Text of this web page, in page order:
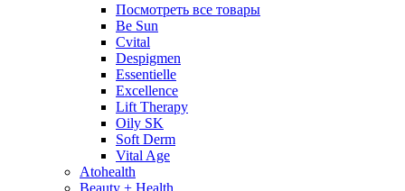
Посмотреть все товары
Be Sun
Cvital
Despigmen
Essentielle
Excellence
Lift Therapy
Oily SK
Soft Derm
Vital Age
Atohealth
Beauty + Health